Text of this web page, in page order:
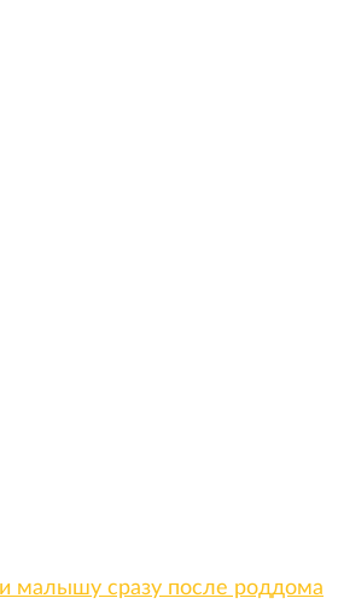
малышу сразу после роддома